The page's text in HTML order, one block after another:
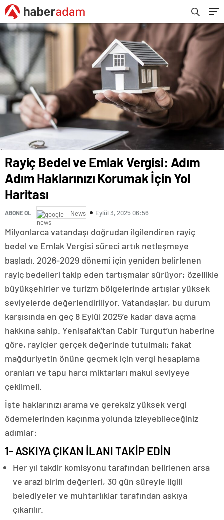
Rayiç Bedel ve Emlak Vergisi: Adım
Adım Haklarınızı Korumak İçin Yol
Haritası
ABONE OL News Eylül 3, 2025 06:56
Milyonlarca vatandaşı doğrudan ilgilendiren rayiç
bedel ve Emlak Vergisi süreci artık netleşmeye
başladı. 2026-2029 dönemi için yeniden belirlenen
rayiç bedelleri takip eden tartışmalar sürüyor; özellikle
büyükşehirler ve turizm bölgelerinde artışlar yüksek
seviyelerde değerlendiriliyor. Vatandaşlar, bu durum
karşısında en geç 8 Eylül 2025’e kadar dava açma
hakkına sahip. Yenişafak’tan Cabir Turgut’un haberine
göre, rayiçler gerçek değerinde tutulmalı; fakat
mağduriyetin önüne geçmek için vergi hesaplama
oranları ve tapu harcı miktarları makul seviyeye
çekilmeli.
İşte haklarınızı arama ve gereksiz yüksek vergi
ödemelerinden kaçınma yolunda izleyebileceğiniz
adımlar:
1- ASKIYA ÇIKAN İLANI TAKİP EDİN
Her yıl takdir komisyonu tarafından belirlenen arsa
ve arazi birim değerleri, 30 gün süreyle ilgili
belediyeler ve muhtarlıklar tarafından askıya
çıkarılır.